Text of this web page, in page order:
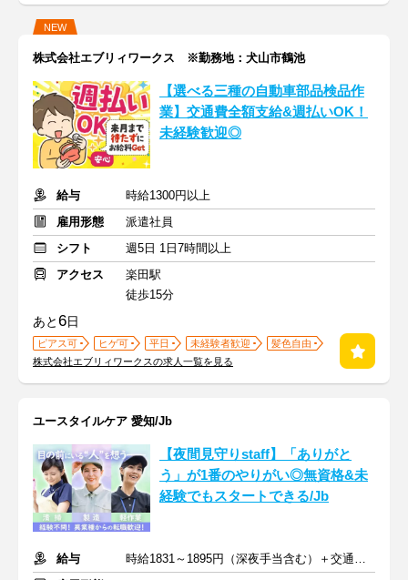
NEW
株式会社エブリィワークス ※勤務地：犬山市鶴池
【選べる三種の自動車部品検品作
業】交通費全額支給&週払いOK！
未経験歓迎◎
給与
時給1300円以上
雇用形態
派遣社員
シフト
週5日 1日7時間以上
アクセス
楽田駅
徒歩15分
あと6日
ピアス可 ヒゲ可 平日 未経験者歓迎
髪色自由
株式会社エブリィワークスの求人一覧を見る
ユースタイルケア 愛知/Jb
【夜間見守りstaff】「ありがと
う」が1番のやりがい◎無資格&未
経験でもスタートできる/Jb
給与
時給1831～1895円（深夜手当含む）＋交通費支給